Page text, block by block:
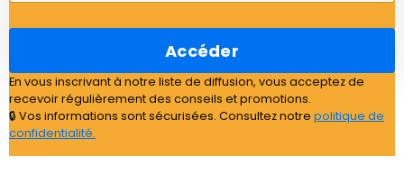
Accéder
En vous inscrivant à notre liste de diffusion, vous acceptez de
recevoir régulièrement des conseils et promotions.
🔒 Vos informations sont sécurisées. Consultez notre politique de
confidentialité.